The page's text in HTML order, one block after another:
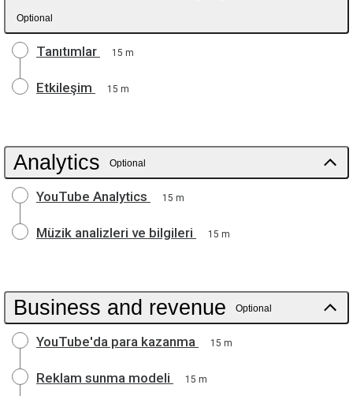
Optional
Tanıtımlar 15 m
Etkileşim 15 m
Analytics Optional
YouTube Analytics 15 m
Müzik analizleri ve bilgileri 15 m
Business and revenue Optional
YouTube'da para kazanma 15 m
Reklam sunma modeli 15 m